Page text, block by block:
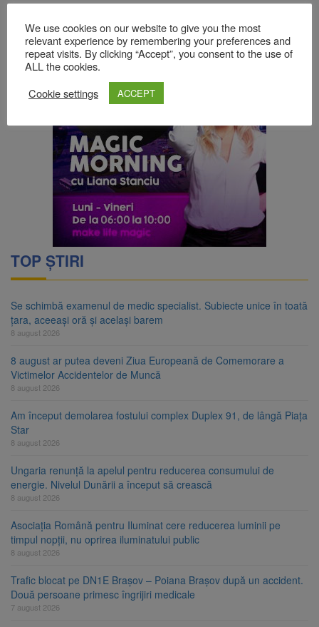
TOP ȘTIRI
Se schimbă examenul de medic specialist. Subiecte unice în toată
țara, aceeași oră și același barem
8 august 2026
8 august ar putea deveni Ziua Europeană de Comemorare a
Victimelor Accidentelor de Muncă
8 august 2026
Am început demolarea fostului complex Duplex 91, de lângă Piața
Star
8 august 2026
Ungaria renunță la apelul pentru reducerea consumului de
energie. Nivelul Dunării a început să crească
8 august 2026
Asociația Română pentru Iluminat cere reducerea luminii pe
timpul nopții, nu oprirea iluminatului public
8 august 2026
Trafic blocat pe DN1E Brașov – Poiana Brașov după un accident.
Două persoane primesc îngrijiri medicale
7 august 2026
We use cookies on our website to give you the most
relevant experience by remembering your preferences and
repeat visits. By clicking “Accept”, you consent to the use of
ALL the cookies.
Cookie settings
ACCEPT